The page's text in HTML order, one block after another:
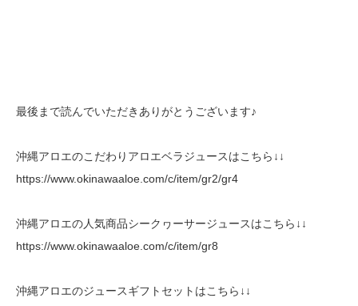
最後まで読んでいただきありがとうございます♪
沖縄アロエのこだわりアロエベラジュースはこちら↓↓
https://www.okinawaaloe.com/c/item/gr2/gr4
沖縄アロエの人気商品シークヮーサージュースはこちら↓↓
https://www.okinawaaloe.com/c/item/gr8
沖縄アロエのジュースギフトセットはこちら↓↓